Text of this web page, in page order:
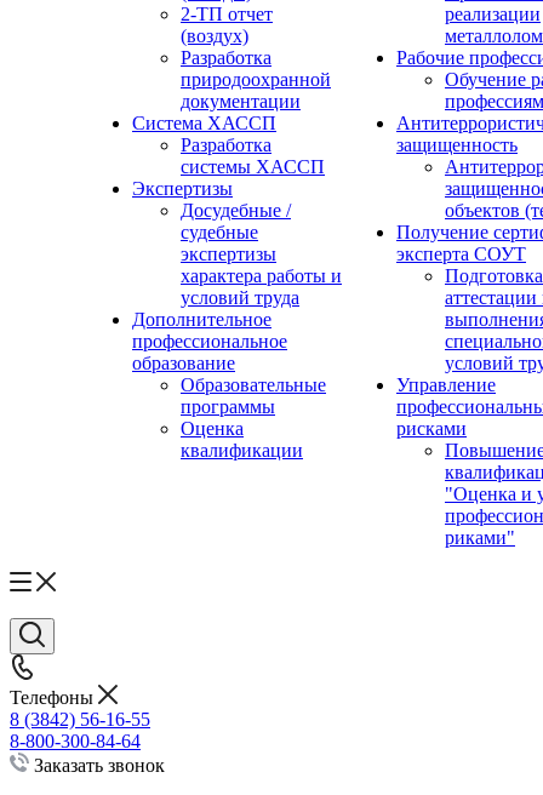
2-ТП отчет
(воздух)
Разработка
природоохранной
документации
Система ХАССП
Разработка
системы ХАССП
Экспертизы
Досудебные /
судебные
экспертизы
характера работы и
условий труда
Дополнительное
профессиональное
образование
Образовательные
программы
Оценка
квалификации
реализации
Рабочие
Обучение
профессиям
защищенность
объектов
Получение
эксперта СОУТ
условий
Управление
рисками
"Оценка и
риками"
Телефоны
8 (3842) 56-16-55
8-800-300-84-64
Заказать звонок